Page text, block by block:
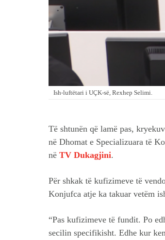
Ish-luftëtari i UÇK-së, Rexhep Selimi.
Të shtunën që lamë pas,
në Dhomat e Specializuara të
në TV Dukagjini.
Për shkak të kufizimeve të
Konjufca atje ka takuar vetëm
“Pas kufizimeve të fundit. Po
secilin specifikisht. Edhe kur